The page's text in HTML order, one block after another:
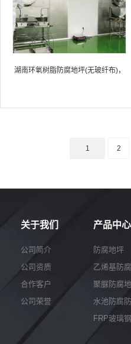
重防腐自流平地坪
湖南环氧树脂防腐地坪(无玻纤布)，
1 2
关于我们
公司简介
公司资质
合作客户
公司荣誉
产品中心
防腐地坪
乙烯基防
聚脲防腐
水池防腐
FRP玻璃